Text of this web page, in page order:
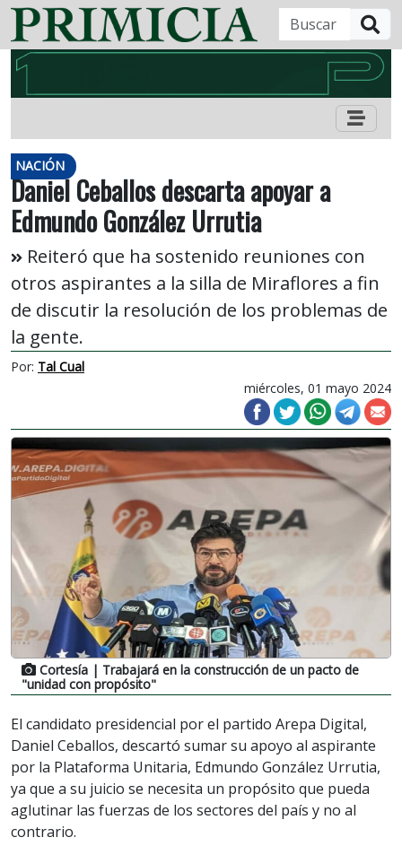
NACIÓN
Daniel Ceballos descarta apoyar a
Edmundo González Urrutia
Reiteró que ha sostenido reuniones con
otros aspirantes a la silla de Miraflores a fin
de discutir la resolución de los problemas de
la gente.
Por: Tal Cual
miércoles, 01 mayo 2024
Cortesía | Trabajará en la construcción de un pacto de
"unidad con propósito"
El candidato presidencial por el partido Arepa Digital,
Daniel Ceballos, descartó sumar su apoyo al aspirante
por la Plataforma Unitaria, Edmundo González Urrutia,
ya que a su juicio se necesita un propósito que pueda
aglutinar las fuerzas de los sectores del país y no al
contrario.